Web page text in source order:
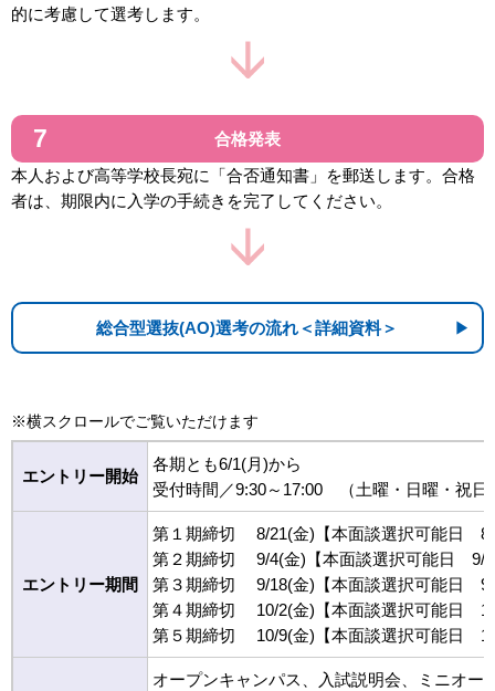
的に考慮して選考します。
合格発表
本人および高等学校長宛に「合否通知書」を郵送します。合格
者は、期限内に入学の手続きを完了してください。
総合型選抜(AO)選考の流れ＜詳細資料＞
※横スクロールでご覧いただけます
エントリー開始
各期とも6/1(月)から
受付時間／9:30～17:00 （土曜・日曜・祝
エントリー期間
第１期締切 8/21(金)【本面談選択可能日 8/
第２期締切 9/4(金)【本面談選択可能日 9/
第３期締切 9/18(金)【本面談選択可能日 9/
第４期締切 10/2(金)【本面談選択可能日
第５期締切 10/9(金)【本面談選択可能日
オープンキャンパス、入試説明会、ミニオ